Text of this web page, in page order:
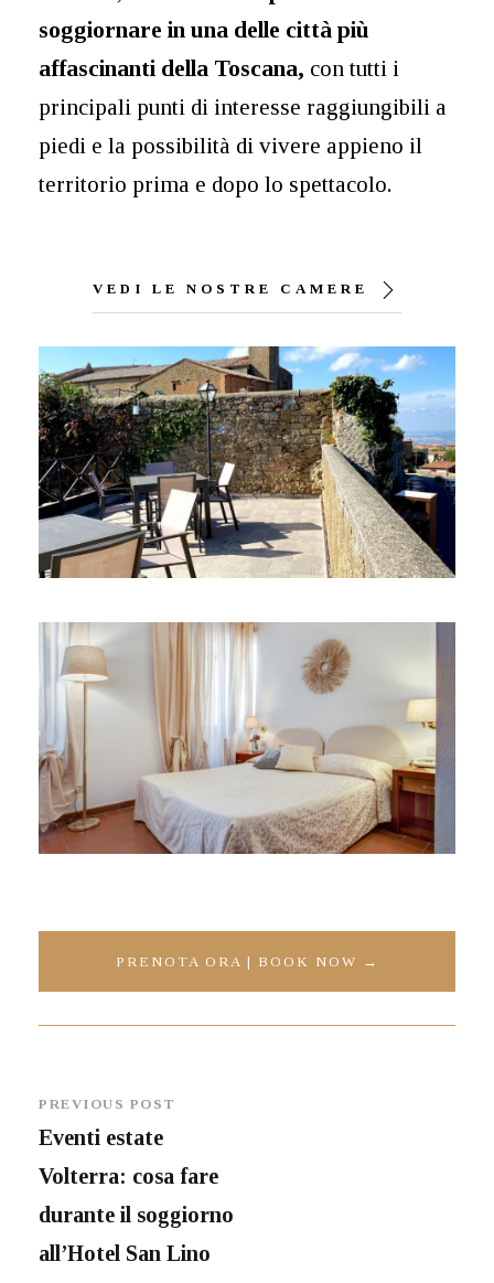
soggiornare in una delle città più
affascinanti della Toscana, con tutti i
principali punti di interesse raggiungibili a
piedi e la possibilità di vivere appieno il
territorio prima e dopo lo spettacolo.
VEDI LE NOSTRE CAMERE
PRENOTA ORA | BOOK NOW →
PREVIOUS POST
Eventi estate
Volterra: cosa fare
durante il soggiorno
all’Hotel San Lino